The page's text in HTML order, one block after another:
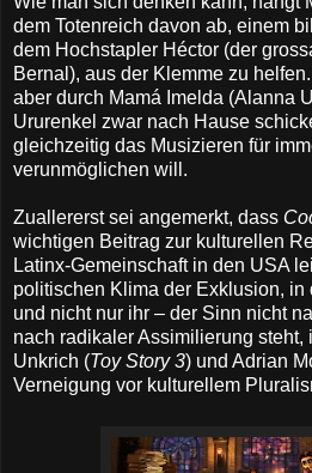
dem Totenreich davon ab, einem
dem Hochstapler Héctor (der
Bernal), aus der Klemme zu
aber durch Mamá Imelda (Alanna
Ururenkel zwar nach Hause
gleichzeitig das Musizieren für
verunmöglichen will.
Zuallererst sei angemerkt, dass
wichtigen Beitrag zur kulturellen
Latinx-Gemeinschaft in den USA
politischen Klima der Exklusion,
und nicht nur ihr – der Sinn nicht
nach radikaler Assimilierung steht,
Unkrich (Toy Story 3) und Adrian
Verneigung vor kulturellem